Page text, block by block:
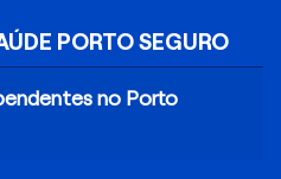
PORTO SEGURO
no Porto